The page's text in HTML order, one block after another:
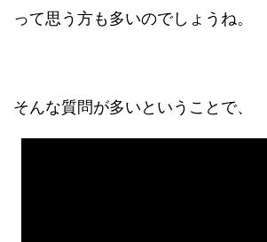
って思う方も多いのでしょうね。
そんな質問が多いということで、